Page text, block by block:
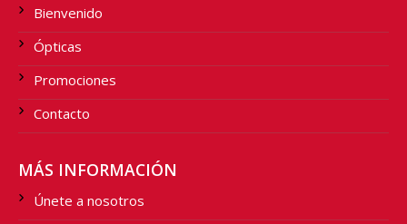
Bienvenido
Ópticas
Promociones
Contacto
MÁS INFORMACIÓN
Únete a nosotros